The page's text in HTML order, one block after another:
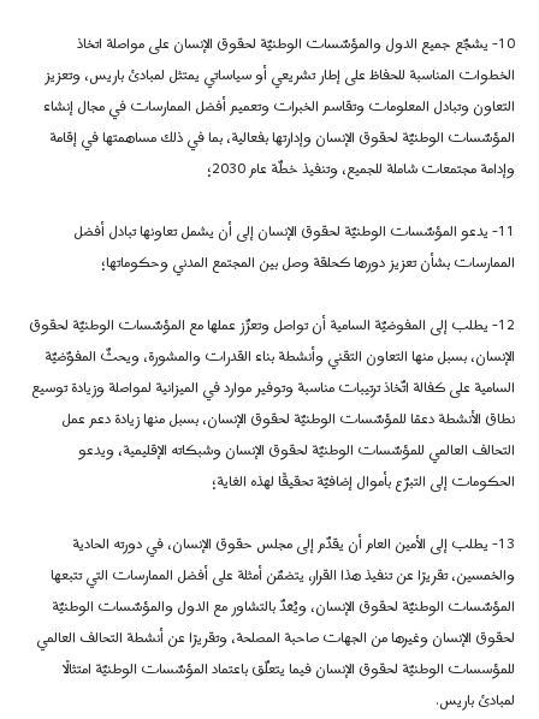
10- يشجّع جميع الدول والمؤسّسات الوطنيّة لحقوق الإنسان على مواصلة اتخاذ
الخطوات المناسبة للحفاظ على إطار تشريعي أو سياساتي يمتثل لمبادئ باريس، وتعزيز
التعاون وتبادل المعلومات وتقاسم الخبرات وتعميم أفضل الممارسات في مجال إنشاء
المؤسّسات الوطنيّة لحقوق الإنسان وإدارتها بفعالية، بما في ذلك مساهمتها في إقامة
وإدامة مجتمعات شاملة للجميع، وتنفيذ خطّة عام 2030؛
11- يدعو المؤسّسات الوطنيّة لحقوق الإنسان إلى أن يشمل تعاونها تبادل أفضل
الممارسات بشأن تعزيز دورها كحلقة وصل بين المجتمع المدني وحكوماتها؛
12- يطلب إلى المفوضيّة السامية أن تواصل وتعزّز عملها مع المؤسّسات الوطنيّة لحقوق
الإنسان، بسبل منها التعاون التقني وأنشطة بناء القدرات والمشورة، ويحثّ المفوّضيّة
السامية على كفالة اتّخاذ ترتيبات مناسبة وتوفير موارد في الميزانية لمواصلة وزيادة توسيع
نطاق الأنشطة دعمًا للمؤسّسات الوطنيّة لحقوق الإنسان، بسبل منها زيادة دعم عمل
التحالف العالمي للمؤسّسات الوطنيّة لحقوق الإنسان وشبكاته الإقليمية، ويدعو
الحكومات إلى التبرّع بأموال إضافيّة تحقيقًا لهذه الغاية؛
13- يطلب إلى الأمين العام أن يقدّم إلى مجلس حقوق الإنسان، في دورته الحادية
والخمسين، تقريرًا عن تنفيذ هذا القرار، يتضمّن أمثلة على أفضل الممارسات التي تتبعها
المؤسّسات الوطنيّة لحقوق الإنسان، ويُعَدّ بالتشاور مع الدول والمؤسّسات الوطنيّة
لحقوق الإنسان وغيرها من الجهات صاحبة المصلحة، وتقريرًا عن أنشطة التحالف العالمي
للمؤسسات الوطنيّة لحقوق الإنسان فيما يتعلّق باعتماد المؤسّسات الوطنيّة امتثالًا
لمبادئ باريس.